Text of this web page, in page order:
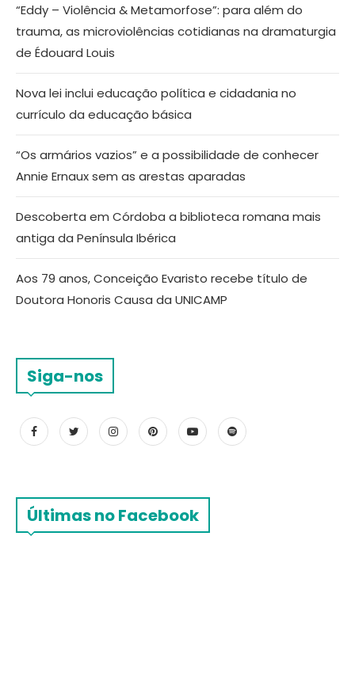
“Eddy – Violência & Metamorfose”: para além do
trauma, as microviolências cotidianas na dramaturgia
de Édouard Louis
Nova lei inclui educação política e cidadania no
currículo da educação básica
“Os armários vazios” e a possibilidade de conhecer
Annie Ernaux sem as arestas aparadas
Descoberta em Córdoba a biblioteca romana mais
antiga da Península Ibérica
Aos 79 anos, Conceição Evaristo recebe título de
Doutora Honoris Causa da UNICAMP
Siga-nos
Últimas no Facebook